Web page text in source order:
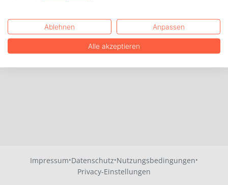
Impressum·Datenschutz·Nutzungsbedingungen·
Privacy-Einstellungen
Ablehnen Anpassen
Alle akzeptieren